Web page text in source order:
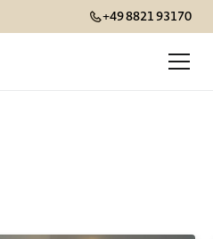
+49 8821 93170